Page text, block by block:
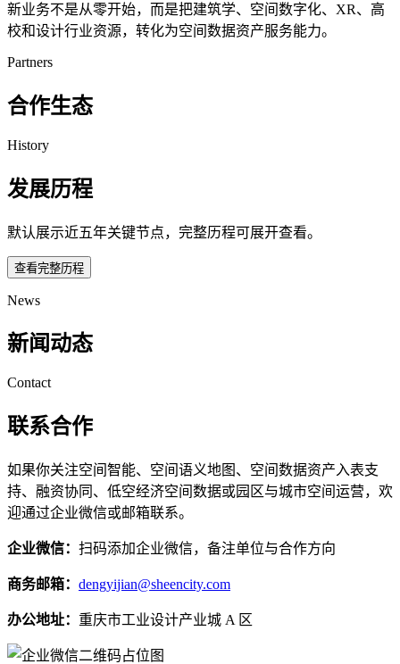
新业务不是从零开始，而是把建筑学、空间数字化、XR、高
校和设计行业资源，转化为空间数据资产服务能力。
Partners
合作生态
History
发展历程
默认展示近五年关键节点，完整历程可展开查看。
查看完整历程
News
新闻动态
Contact
联系合作
如果你关注空间智能、空间语义地图、空间数据资产入表支
持、融资协同、低空经济空间数据或园区与城市空间运营，欢
迎通过企业微信或邮箱联系。
企业微信： 扫码添加企业微信，备注单位与合作方向
商务邮箱： dengyijian@sheencity.com
办公地址： 重庆市工业设计产业城 A 区